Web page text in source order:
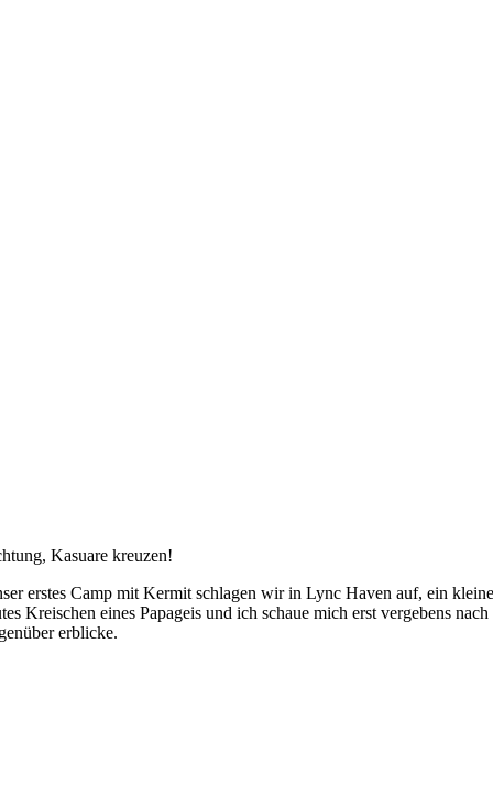
Kasuare kreuzen!
erstes Camp mit Kermit schlagen wir in Lync Haven auf, ein
Kreischen eines Papageis und ich schaue mich erst vergebens
erblicke.